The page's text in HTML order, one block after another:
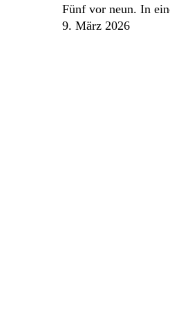
eine
Fünf vor neun. In
9. März 2026